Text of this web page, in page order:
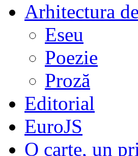
Arhitectura
Eseu
Poezie
Proză
Editorial
EuroJS
O carte, un